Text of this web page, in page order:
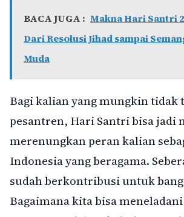
BACA JUGA : Makna Hari Santri
Dari Resolusi Jihad sampai
Muda
Bagi kalian yang mungkin tidak
pesantren, Hari Santri bisa jadi
merenungkan peran kalian
Indonesia yang beragama.
sudah berkontribusi untuk
Bagaimana kita bisa